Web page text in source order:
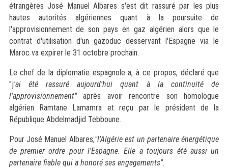
étrangères José Manuel Albares s'est dit rassuré par les plus
hautes autorités algériennes quant à la poursuite de
l'approvisionnement de son pays en gaz algérien alors que le
contrat d'utilisation d'un gazoduc desservant l'Espagne via le
Maroc va expirer le 31 octobre prochain.
Le chef de la diplomatie espagnole a, à ce propos, déclaré que
"j'ai été rassuré aujourd'hui quant à la continuité de
l'approvisionnement"après avoir rencontre son homologue
algérien Ramtane Lamamra et reçu par le président de la
République Abdelmadjid Tebboune.
Pour José Manuel Albares,"l'Algérie est un partenaire énergétique
de premier ordre pour l'Espagne. Elle a toujours été aussi un
partenaire fiable qui a honoré ses engagements".